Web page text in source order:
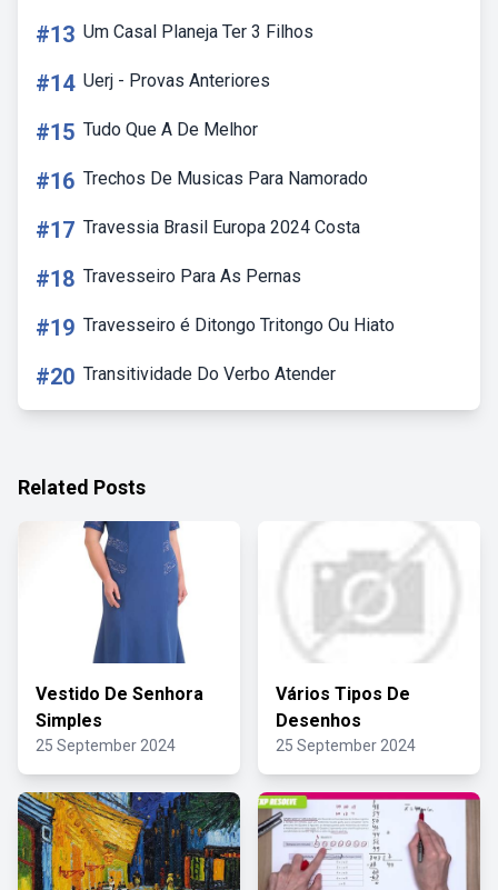
#13 Um Casal Planeja Ter 3 Filhos
#14 Uerj - Provas Anteriores
#15 Tudo Que A De Melhor
#16 Trechos De Musicas Para Namorado
#17 Travessia Brasil Europa 2024 Costa
#18 Travesseiro Para As Pernas
#19 Travesseiro é Ditongo Tritongo Ou Hiato
#20 Transitividade Do Verbo Atender
Related Posts
Vestido De Senhora
Simples
25 September 2024
Vários Tipos De
Desenhos
25 September 2024